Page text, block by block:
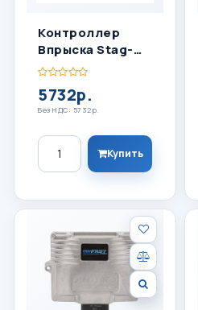
Контроллер
Впрыска Stag-
200 Go Fast 4
5732р.
Без НДС: 5732р.
Количество
Купить